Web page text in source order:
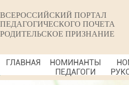
ВСЕРОССИЙСКИЙ ПОРТАЛ
ПЕДАГОГИЧЕСКОГО ПОЧЕТА
РОДИТЕЛЬСКОЕ ПРИЗНАНИЕ
ГЛАВНАЯ
НОМИНАНТЫ
ПЕДАГОГИ